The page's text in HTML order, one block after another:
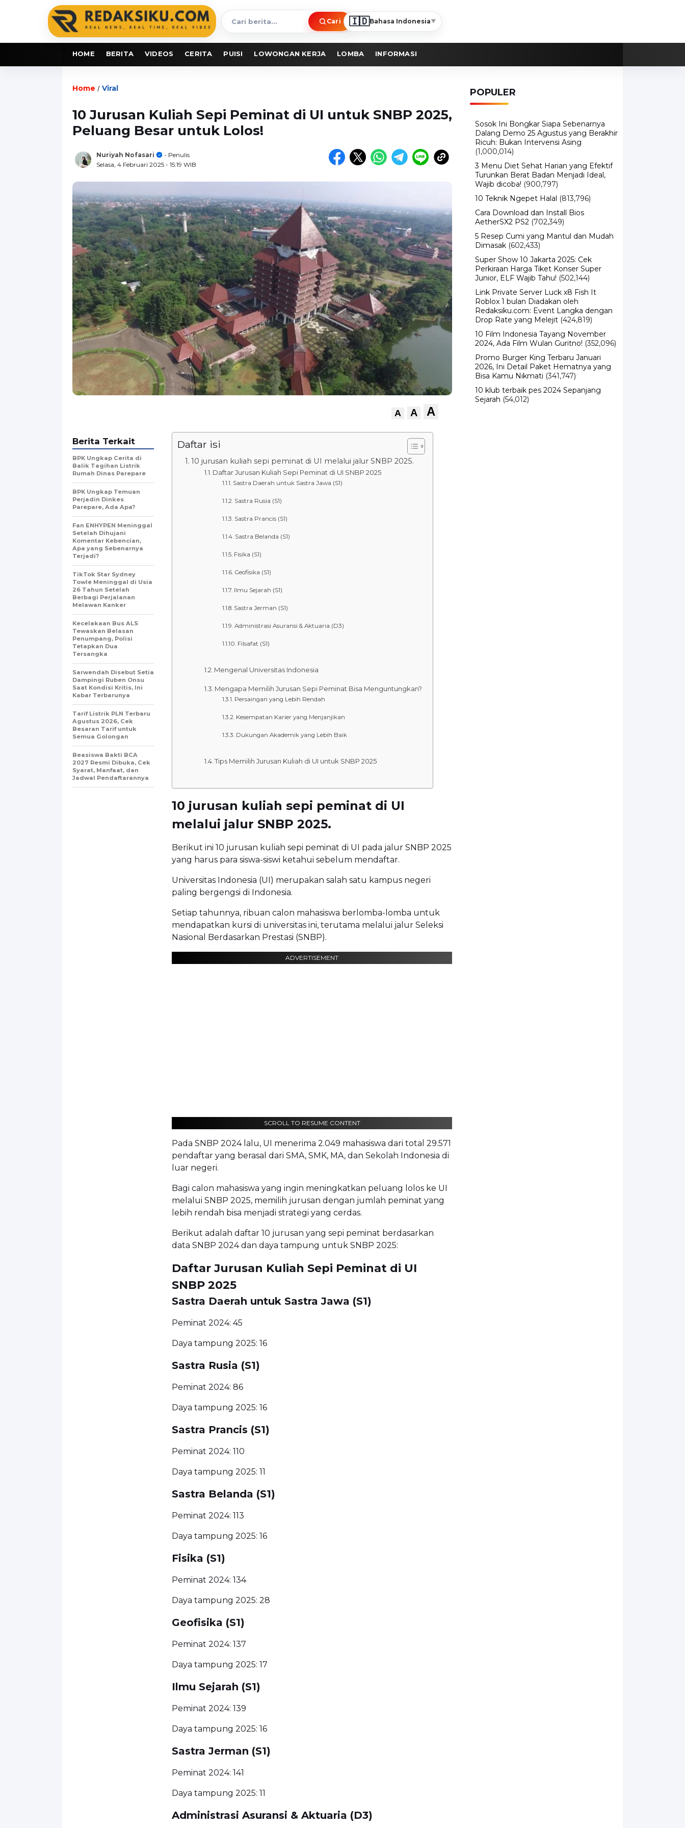
Cari
berita
Cari 🇮🇩Bahasa Indonesia▼
HOME BERITA VIDEOS CERITA PUISI LOWONGAN KERJA LOMBA INFORMASI
Home / Viral
10 Jurusan Kuliah Sepi Peminat di UI untuk SNBP 2025,
Peluang Besar untuk Lolos!
Nuriyah Nofasari
- Penulis
Selasa, 4 Februari 2025 - 15:19 WIB
A A A
Daftar isi
10 jurusan kuliah sepi peminat di UI melalui jalur SNBP 2025.
Daftar Jurusan Kuliah Sepi Peminat di UI SNBP 2025
Sastra Daerah untuk Sastra Jawa (S1)
Sastra Rusia (S1)
Sastra Prancis (S1)
Sastra Belanda (S1)
Fisika (S1)
Geofisika (S1)
Ilmu Sejarah (S1)
Sastra Jerman (S1)
Administrasi Asuransi & Aktuaria (D3)
Filsafat (S1)
Mengenal Universitas Indonesia
Mengapa Memilih Jurusan Sepi Peminat Bisa Menguntungkan?
Persaingan yang Lebih Rendah
Kesempatan Karier yang Menjanjikan
Dukungan Akademik yang Lebih Baik
Tips Memilih Jurusan Kuliah di UI untuk SNBP 2025
10 jurusan kuliah sepi peminat di UI
melalui jalur SNBP 2025.
Berikut ini 10 jurusan kuliah sepi peminat di UI pada jalur SNBP 2025
yang harus para siswa-siswi ketahui sebelum mendaftar.
Universitas Indonesia (UI) merupakan salah satu kampus negeri
paling bergengsi di Indonesia.
Setiap tahunnya, ribuan calon mahasiswa berlomba-lomba untuk
mendapatkan kursi di universitas ini, terutama melalui jalur Seleksi
Nasional Berdasarkan Prestasi (SNBP).
ADVERTISEMENT
SCROLL TO RESUME CONTENT
Pada SNBP 2024 lalu, UI menerima 2.049 mahasiswa dari total 29.571
pendaftar yang berasal dari SMA, SMK, MA, dan Sekolah Indonesia di
luar negeri.
Bagi calon mahasiswa yang ingin meningkatkan peluang lolos ke UI
melalui SNBP 2025, memilih jurusan dengan jumlah peminat yang
lebih rendah bisa menjadi strategi yang cerdas.
Berikut adalah daftar 10 jurusan yang sepi peminat berdasarkan
data SNBP 2024 dan daya tampung untuk SNBP 2025:
Daftar Jurusan Kuliah Sepi Peminat di UI
SNBP 2025
Sastra Daerah untuk Sastra Jawa (S1)
Peminat 2024: 45
Daya tampung 2025: 16
Sastra Rusia (S1)
Peminat 2024: 86
Daya tampung 2025: 16
Sastra Prancis (S1)
Peminat 2024: 110
Daya tampung 2025: 11
Sastra Belanda (S1)
Peminat 2024: 113
Daya tampung 2025: 16
Fisika (S1)
Peminat 2024: 134
Daya tampung 2025: 28
Geofisika (S1)
Peminat 2024: 137
Daya tampung 2025: 17
Ilmu Sejarah (S1)
Peminat 2024: 139
Daya tampung 2025: 16
Sastra Jerman (S1)
Peminat 2024: 141
Daya tampung 2025: 11
Administrasi Asuransi & Aktuaria (D3)
Berita Terkait
BPK Ungkap Cerita di
Balik Tagihan Listrik
Rumah Dinas Parepare
BPK Ungkap Temuan
Perjadin Dinkes
Parepare, Ada Apa?
Fan ENHYPEN Meninggal
Setelah Dihujani
Komentar Kebencian,
Apa yang Sebenarnya
Terjadi?
TikTok Star Sydney
Towle Meninggal di Usia
26 Tahun Setelah
Berbagi Perjalanan
Melawan Kanker
Kecelakaan Bus ALS
Tewaskan Belasan
Penumpang, Polisi
Tetapkan Dua
Tersangka
Sarwendah Disebut Setia
Dampingi Ruben Onsu
Saat Kondisi Kritis, Ini
Kabar Terbarunya
Tarif Listrik PLN Terbaru
Agustus 2026, Cek
Besaran Tarif untuk
Semua Golongan
Beasiswa Bakti BCA
2027 Resmi Dibuka, Cek
Syarat, Manfaat, dan
Jadwal Pendaftarannya
POPULER
Sosok Ini Bongkar Siapa Sebenarnya
Dalang Demo 25 Agustus yang Berakhir
Ricuh: Bukan Intervensi Asing
(1,000,014)
3 Menu Diet Sehat Harian yang Efektif
Turunkan Berat Badan Menjadi Ideal,
Wajib dicoba! (900,797)
10 Teknik Ngepet Halal (813,796)
Cara Download dan Install Bios
AetherSX2 PS2 (702,349)
5 Resep Cumi yang Mantul dan Mudah
Dimasak (602,433)
Super Show 10 Jakarta 2025: Cek
Perkiraan Harga Tiket Konser Super
Junior, ELF Wajib Tahu! (502,144)
Link Private Server Luck x8 Fish It
Roblox 1 bulan Diadakan oleh
Redaksiku.com: Event Langka dengan
Drop Rate yang Melejit (424,819)
10 Film Indonesia Tayang November
2024, Ada Film Wulan Guritno! (352,096)
Promo Burger King Terbaru Januari
2026, Ini Detail Paket Hematnya yang
Bisa Kamu Nikmati (341,747)
10 klub terbaik pes 2024 Sepanjang
Sejarah (54,012)